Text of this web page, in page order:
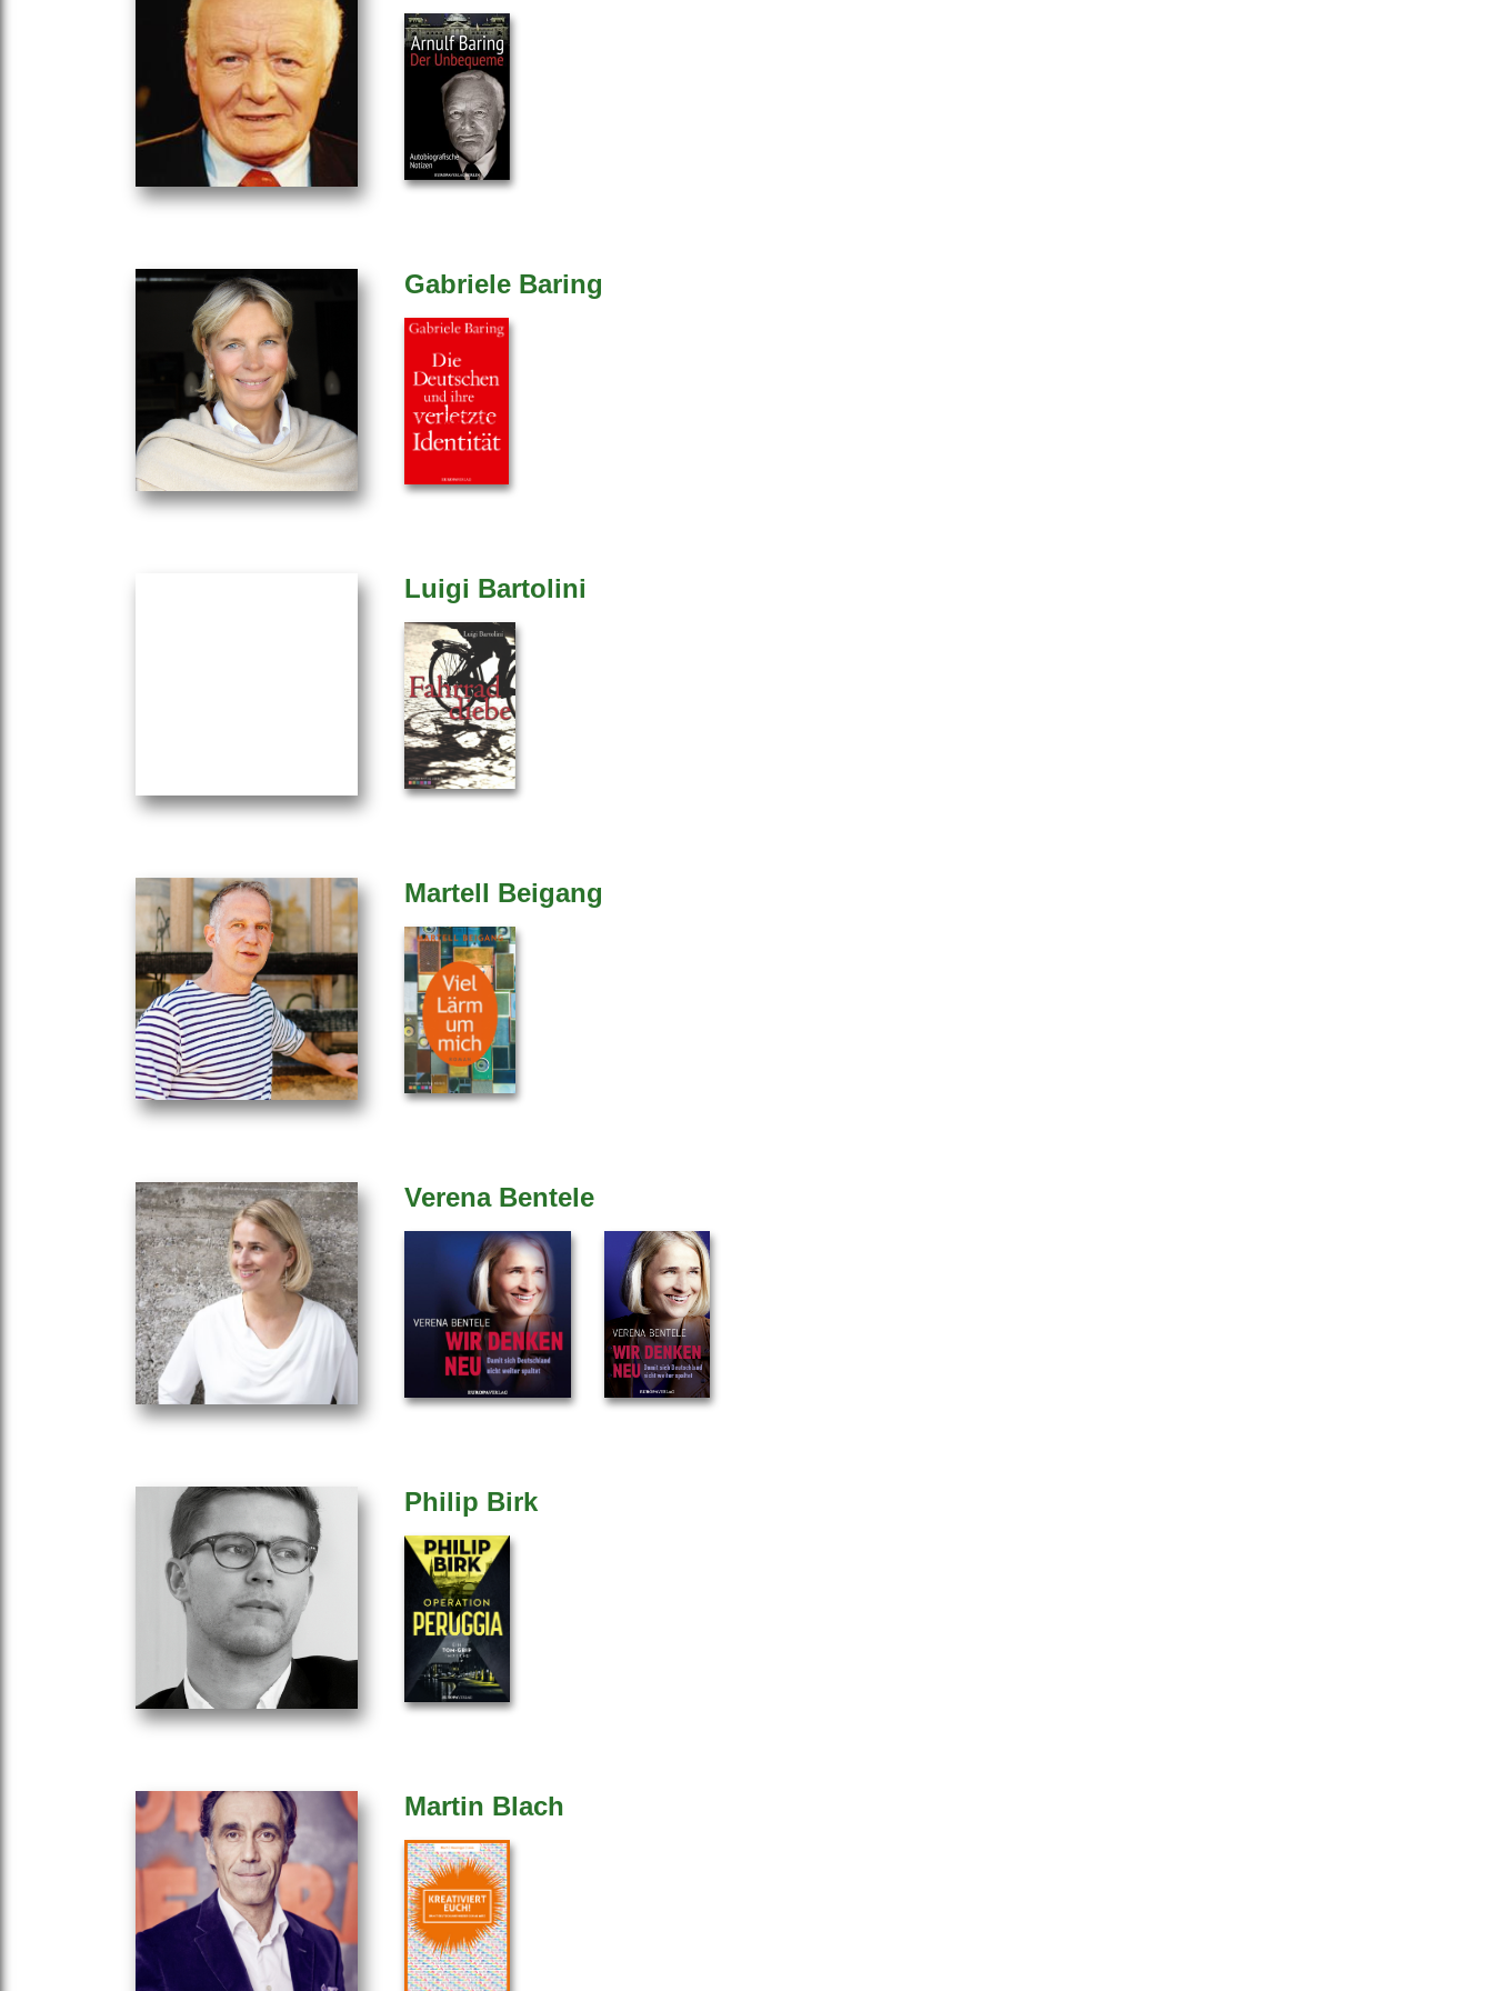
Gabriele Baring
Luigi Bartolini
Martell Beigang
Verena Bentele
Philip Birk
Martin Blach